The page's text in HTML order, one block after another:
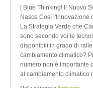
[ Blue Thinking! Il Nuovo
Nasce Così l'Innovazione
La Strategia Verde che
sono secondo voi le
disponibili in grado di
cambiamento climatico?
numero non è importante
al cambiamento climatico